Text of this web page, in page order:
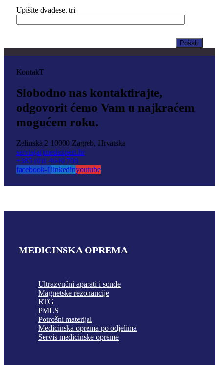
Upišite dvadeset tri
KontakT
Slobodno nas kontaktirajte,
odgovorit ćemo Vam u najkraćem
mogućem roku.
Zelinska 2 10000 Zagreb, Hrvatska
servis(at)medexpert.hr
+385 (0)1 4640 700
facebook-1linkedinyoutube
MEDICINSKA OPREMA
Ultrazvučni aparati i sonde
Magnetske rezonancije
RTG
PMLS
Potrošni materijal
Medicinska oprema po odjelima
Servis medicinske opreme